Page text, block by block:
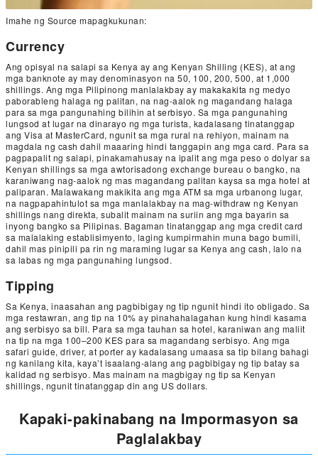
Imahe ng Source mapagkukunan:
Currency
Ang opisyal na salapi sa Kenya ay ang Kenyan Shilling (KES), at ang
mga banknote ay may denominasyon na 50, 100, 200, 500, at 1,000
shillings. Ang mga Pilipinong manlalakbay ay makakakita ng medyo
paborableng halaga ng palitan, na nag-aalok ng magandang halaga
para sa mga pangunahing bilihin at serbisyo. Sa mga pangunahing
lungsod at lugar na dinarayo ng mga turista, kadalasang tinatanggap
ang Visa at MasterCard, ngunit sa mga rural na rehiyon, mainam na
magdala ng cash dahil maaaring hindi tanggapin ang mga card. Para sa
pagpapalit ng salapi, pinakamahusay na ipalit ang mga peso o dolyar sa
Kenyan shillings sa mga awtorisadong exchange bureau o bangko, na
karaniwang nag-aalok ng mas magandang palitan kaysa sa mga hotel at
paliparan. Malawakang makikita ang mga ATM sa mga urbanong lugar,
na nagpapahintulot sa mga manlalakbay na mag-withdraw ng Kenyan
shillings nang direkta, subalit mainam na suriin ang mga bayarin sa
inyong bangko sa Pilipinas. Bagaman tinatanggap ang mga credit card
sa malalaking establisimyento, laging kumpirmahin muna bago bumili,
dahil mas pinipili pa rin ng maraming lugar sa Kenya ang cash, lalo na
sa labas ng mga pangunahing lungsod.
Tipping
Sa Kenya, inaasahan ang pagbibigay ng tip ngunit hindi ito obligado. Sa
mga restawran, ang tip na 10% ay pinahahalagahan kung hindi kasama
ang serbisyo sa bill. Para sa mga tauhan sa hotel, karaniwan ang maliit
na tip na mga 100–200 KES para sa magandang serbisyo. Ang mga
safari guide, driver, at porter ay kadalasang umaasa sa tip bilang bahagi
ng kanilang kita, kaya’t isaalang-alang ang pagbibigay ng tip batay sa
kalidad ng serbisyo. Mas mainam na magbigay ng tip sa Kenyan
shillings, ngunit tinatanggap din ang US dollars.
Kapaki-pakinabang na Impormasyon sa
Paglalakbay